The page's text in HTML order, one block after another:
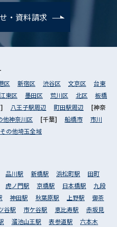
・資料請求
区 新宿区 渋谷区 文京区
台東
江東区 墨田区 荒川区 北区
板橋
] 八王子駅周辺 町田駅周辺
[神奈
他神奈川区 [千葉] 船橋市
市川
その他埼玉全域
品川駅 新橋駅 浜松町駅
田町
虎ノ門駅 京橋駅 日本橋駅
九段
神田駅 秋葉原駅 上野駅
御茶
谷駅 市ケ谷駅 恵比寿駅
赤坂見
溜池山王駅 表参道駅 六本木